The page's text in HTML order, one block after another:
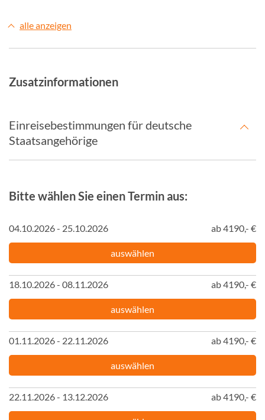
alle anzeigen
Zusatzinformationen
Einreisebestimmungen für deutsche
Staatsangehörige
Bitte wählen Sie einen Termin aus:
04.10.2026 - 25.10.2026 ab 4190,- €
auswählen
18.10.2026 - 08.11.2026 ab 4190,- €
auswählen
01.11.2026 - 22.11.2026 ab 4190,- €
auswählen
22.11.2026 - 13.12.2026 ab 4190,- €